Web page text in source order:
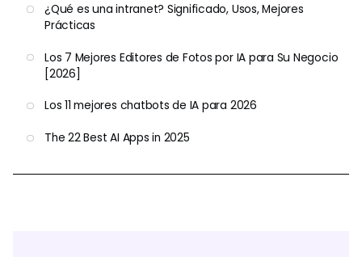
¿Qué es una intranet? Significado, Usos, Mejores
Prácticas
Los 7 Mejores Editores de Fotos por IA para Su Negocio
[2026]
Los 11 mejores chatbots de IA para 2026
The 22 Best AI Apps in 2025